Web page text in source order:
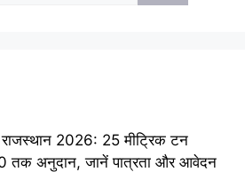
राजस्थान 2026: 25 मीट्रिक टन
तक अनुदान, जानें पात्रता और आवेदन